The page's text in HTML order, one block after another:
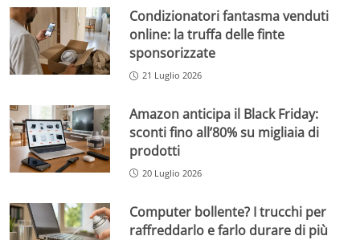
Condizionatori fantasma venduti
online: la truffa delle finte
sponsorizzate
21 Luglio 2026
Amazon anticipa il Black Friday:
sconti fino all’80% su migliaia di
prodotti
20 Luglio 2026
Computer bollente? I trucchi per
raffreddarlo e farlo durare di più